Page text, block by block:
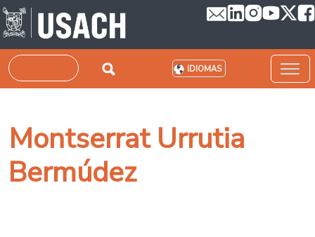
Pasar al contenido principal
Buscar IDIOMAS
Montserrat Urrutia
Bermúdez